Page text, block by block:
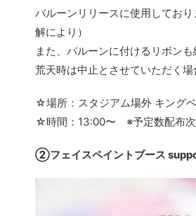
バルーンリリースに使用してお
解により）
また、バルーンに付けるリボン
荒天時は中止とさせていただく場
☆場所：スタジアム場外 キング
☆時間：13:00〜 ※予定数配布次
②フェイスペイントブース